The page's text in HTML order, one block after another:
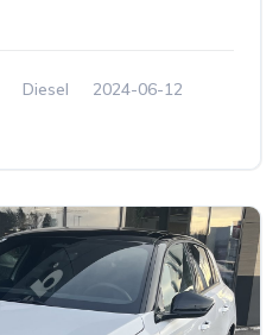
Diesel
2024-06-12